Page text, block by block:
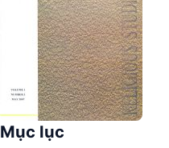
Mục lục